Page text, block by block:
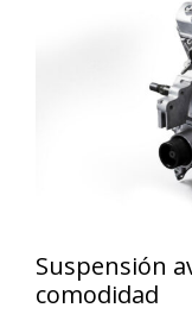
Suspensión
comodidad